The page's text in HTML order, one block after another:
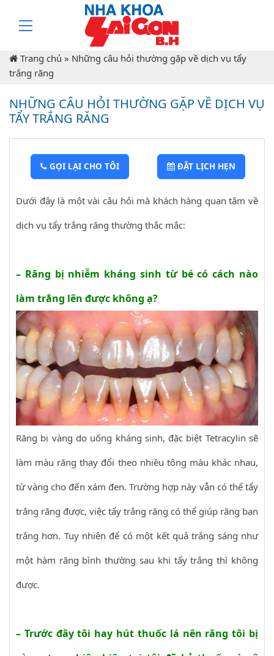
Trang chủ » Những câu hỏi thường gặp về dịch vụ tẩy
trắng răng
NHỮNG CÂU HỎI THƯỜNG GẶP VỀ DỊCH VỤ
TẨY TRẮNG RĂNG
GỌI LẠI CHO TÔI ĐẶT LỊCH HẸN
Dưới đây là một vài câu hỏi mà khách hàng quan tâm về
dịch vụ tẩy trắng răng thường thắc mắc:
– Răng bị nhiễm kháng sinh từ bé có cách nào
làm trắng lên được không ạ?
Răng bị vàng do uống kháng sinh, đặc biệt Tetracylin sẽ
làm màu răng thay đổi theo nhiều tông màu khác nhau,
từ vàng cho đến xám đen. Trường hợp này vẫn có thể tẩy
trắng răng được, việc tẩy trắng răng có thể giúp răng bạn
trắng hơn. Tuy nhiên để có một kết quả trắng sáng như
một hàm răng bình thường sau khi tẩy trắng thì không
được.
– Trước đây tôi hay hút thuốc lá nên răng tôi bị